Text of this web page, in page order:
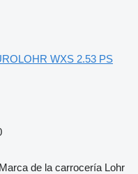
WXS 2.53 PS
Marca de la carrocería Lohr